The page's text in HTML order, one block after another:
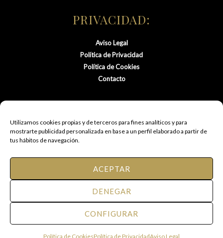
Utilizamos cookies propias y de terceros para fines analíticos y para
mostrarte publicidad personalizada en base a un perfil elaborado a partir de
tus hábitos de navegación.
ACEPTAR
DENEGAR
CONFIGURAR
Política de CookiesPolítica de PrivacidadAviso Legal
PRIVACIDAD:
Aviso Legal
Política de Privacidad
Política de Cookies
Contacto
Todos los derechos reservados.
Web diseñda por Eventos Posiciona